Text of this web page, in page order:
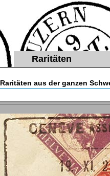
Raritäten
Raritäten aus der ganzen